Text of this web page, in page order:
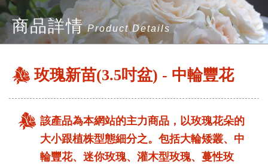
商品詳情 Product Details
玫瑰新苗(3.5吋盆) - 中輪豐花
該產品為本網站的主力商品，以玫瑰花朵的
大小跟植株型態細分之。包括大輪矮叢、中
輪豐花、迷你玫瑰、灌木型玫瑰、蔓性玫